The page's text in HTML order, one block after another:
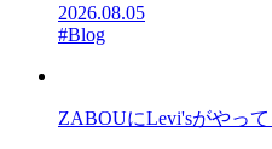
2026.08.05
#Blog
ZABOUにLevi'sがやって